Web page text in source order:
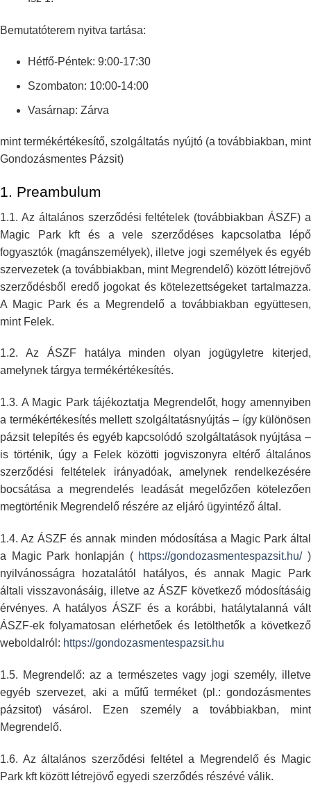
Bemutatóterem nyitva tartása:
Hétfő-Péntek: 9:00-17:30
Szombaton: 10:00-14:00
Vasárnap: Zárva
mint termékértékesítő, szolgáltatás nyújtó (a továbbiakban, mint
Gondozásmentes Pázsit)
1. Preambulum
1.1. Az általános szerződési feltételek (továbbiakban ÁSZF) a
Magic Parkkft és a vele szerződéses kapcsolatba lépő
fogyasztók (magánszemélyek), illetve jogi személyek és egyéb
szervezetek (a továbbiakban, mintMegrendelő) között létrejövő
szerződésből eredő jogokat éskötelezettségeket tartalmazza.
A Magic Park és a Megrendelő a továbbiakban együttesen,
mint Felek.
1.2. Az ÁSZF hatálya minden olyan jogügyletre kiterjed,
amelynek tárgya termékértékesítés.
1.3. A Magic Park tájékoztatja Megrendelőt, hogy amennyiben
a termékértékesítés mellett szolgáltatásnyújtás – így különösen
pázsittelepítés és egyéb kapcsolódó szolgáltatások nyújtása –
is történik, úgy a Felek közötti jogviszonyra eltérő általános
szerződési feltételek irányadóak, amelynek rendelkezésére
bocsátása a megrendelés leadásátmegelőzően kötelezően
megtörténik Megrendelő részére az eljáró ügyintéző által.
1.4. Az ÁSZF és annak minden módosítása a Magic Park által
a Magic Park honlapján (https://gondozasmentespazsit.hu/)
nyilvánosságra hozatalától hatályos, és annak Magic Park
általi visszavonásáig, illetve az ÁSZF következő módosításáig
érvényes. A hatályos ÁSZF és a korábbi, hatálytalanná vált
ÁSZF-ek folyamatosan elérhetőek ésletölthetők a következő
weboldalról: https://gondozasmentespazsit.hu
1.5. Megrendelő: az a természetes vagy jogi személy, illetve
egyéb szervezet, aki a műfű terméket (pl.: gondozásmentes
pázsitot) vásárol. Ezen személy a továbbiakban, mint
Megrendelő.
1.6. Az általános szerződési feltétel a Megrendelő és Magic
Park kft közöttlétrejövő egyedi szerződés részévé válik.